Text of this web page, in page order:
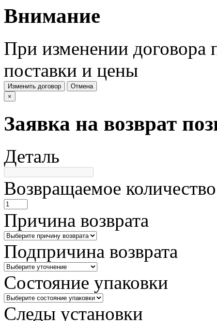
Внимание
При изменении договора
поставки и цены
Изменить договор
Отмена
×
Заявка на возврат
Деталь
Возвращаемое количество
Причина возврата
Подпричина возврата
Состояние упаковки
Следы установки